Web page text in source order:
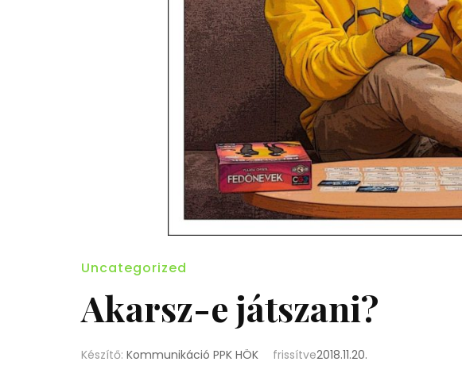
Uncategorized
Akarsz-e játszani?
Készítő: Kommunikáció PPK HÖK frissítve2018.11.20.